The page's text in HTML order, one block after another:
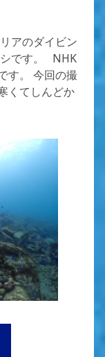
アのダイビン
シです。 NHK
す。 今回の撮
くてしんどか